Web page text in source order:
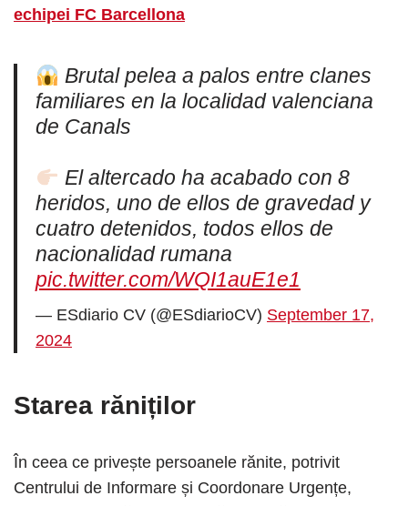
echipei FC Barcellona
Brutal pelea a palos entre clanes
familiares en la localidad valenciana
de Canals
El altercado ha acabado con 8
heridos, uno de ellos de gravedad y
cuatro detenidos, todos ellos de
nacionalidad rumana
pic.twitter.com/WQI1auE1e1
— ESdiario CV (@ESdiarioCV) September 17,
2024
Starea răniților
În ceea ce privește persoanele rănite, potrivit
Centrului de Informare și Coordonare Urgențe,